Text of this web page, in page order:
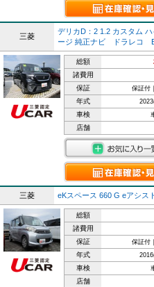
三菱
デリカD：2 1.2 カスタム
ージ 純正ナビ ドラレコ
総額
諸費用
保証 保証付
年式
車検
店舗
三菱 eKスペース 660 G eアシ
総額
諸費用
保証 保証付
年式
車検
店舗